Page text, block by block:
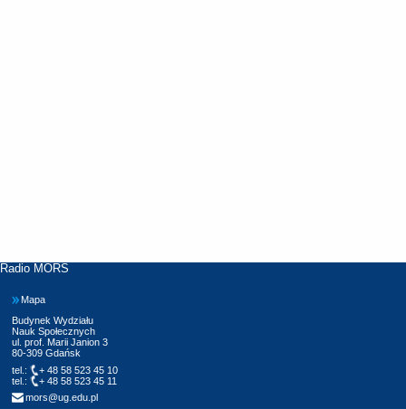
Radio MORS
Mapa
Budynek Wydziału
Nauk Społecznych
ul. prof. Marii Janion 3
80-309 Gdańsk
tel.:
+ 48 58 523 45 10
tel.:
+ 48 58 523 45 11
mors@ug.edu.pl